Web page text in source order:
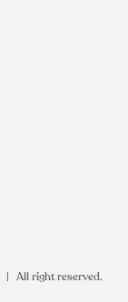
All right reserved.